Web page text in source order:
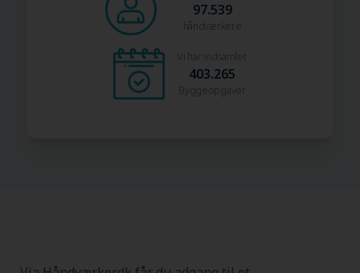
97.539
håndværkere
Vi har indsamlet
403.265
Byggeopgaver